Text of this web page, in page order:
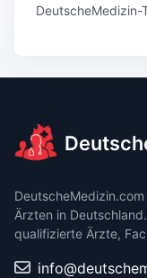
DeutscheMedizin-
Ärzten in
qualifizierte Ärzte,